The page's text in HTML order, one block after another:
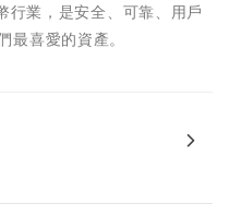
行業，是安全、可靠、用戶
喜愛的資產。